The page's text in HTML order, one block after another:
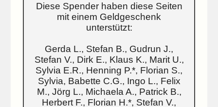
Diese Spender haben diese Seiten
mit einem Geldgeschenk
unterstützt:
Gerda L., Stefan B., Gudrun J.,
Stefan V., Dirk E., Klaus K., Marit U.,
Sylvia E.R., Henning P.*, Florian S.,
Sylvia, Babette C.G., Ingo L., Felix
M., Jörg L., Michaela A., Patrick B.,
Herbert F., Florian H.*, Stefan V.,